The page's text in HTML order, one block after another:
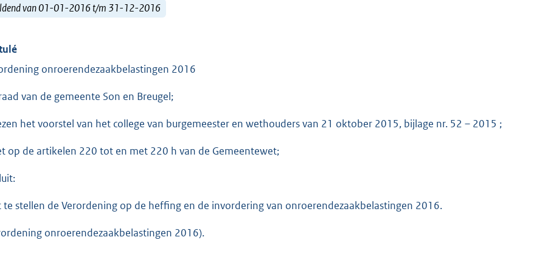
van 01-01-2016 t/m 31-12-2016
onroerendezaakbelastingen 2016
van de gemeente Son en Breugel;
het voorstel van het college van burgemeester en wethouders van 21 oktober 2015, bijlage nr. 52 – 2015 ;
op de artikelen 220 tot en met 220 h van de Gemeentewet;
te stellen de Verordening op de heffing en de invordering van onroerendezaakbelastingen 2016.
onroerendezaakbelastingen 2016).